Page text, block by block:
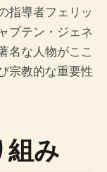
指導者フェリッ
プテン・ジェネ
名な人物がここ
宗教的な重要性
組み